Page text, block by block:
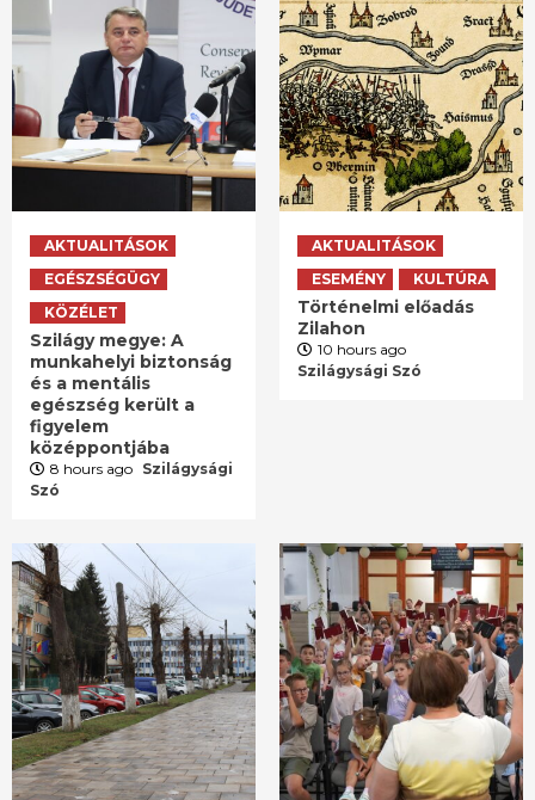
AKTUALITÁSOK
EGÉSZSÉGÜGY
KÖZÉLET
Szilágy megye: A
munkahelyi biztonság
és a mentális
egészség került a
figyelem
középpontjába
8 hours ago Szilágysági
Szó
AKTUALITÁSOK
ESEMÉNY
KULTÚRA
Történelmi előadás
Zilahon
10 hours ago
Szilágysági Szó